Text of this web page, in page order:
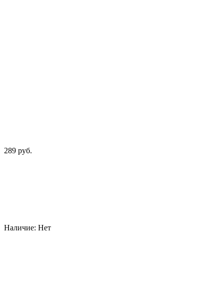
289 руб.
Наличие: Нет